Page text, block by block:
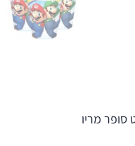
סופר מריו